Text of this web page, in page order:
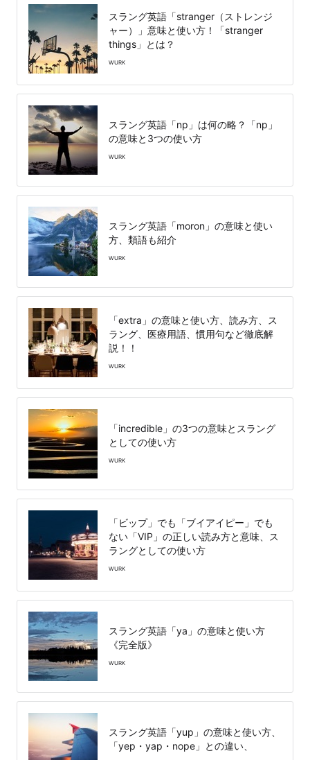
スラング英語「stranger（ストレンジ
ャー）」意味と使い方！「stranger
things」とは？
WURK
スラング英語「np」は何の略？「np」
の意味と3つの使い方
WURK
スラング英語「moron」の意味と使い
方、類語も紹介
WURK
「extra」の意味と使い方、読み方、ス
ラング、医療用語、慣用句など徹底解
説！！
WURK
「incredible」の3つの意味とスラング
としての使い方
WURK
「ビップ」でも「ブイアイピー」でも
ない「VIP」の正しい読み方と意味、ス
ラングとしての使い方
WURK
スラング英語「ya」の意味と使い方
《完全版》
WURK
スラング英語「yup」の意味と使い方、
「yep・yap・nope」との違い、